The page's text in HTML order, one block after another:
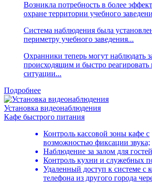
Возникла потребность в более
охране территории учебного
Система наблюдения была
периметру учебного заведения...
Охранники теперь могут наблюдать
происходящим и быстро
ситуации...
Подробнее
Установка видеонаблюдения
Кафе быстрого питания
Контроль кассовой зоны кафе с
возможностью фиксации звука;
Наблюдение за залом для
Контроль кухни и служебных
Удаленный доступ к системе с
телефона из другого города